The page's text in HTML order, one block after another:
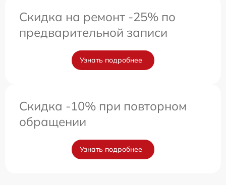
Скидка на ремонт -25% по
предварительной записи
Узнать подробнее
Скидка -10% при повторном
обращении
Узнать подробнее